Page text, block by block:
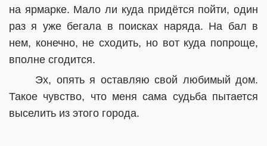
на ярмарке. Мало ли куда придётся пойти, один
раз я уже бегала в поисках наряда. На бал в
нем, конечно, не сходить, но вот куда попроще,
вполне сгодится.
Эх, опять я оставляю свой любимый дом.
Такое чувство, что меня сама судьба пытается
выселить из этого города.